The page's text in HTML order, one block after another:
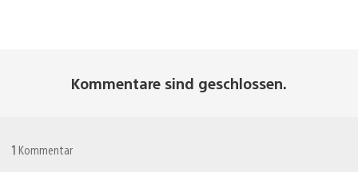
Kommentare sind geschlossen.
1 Kommentar